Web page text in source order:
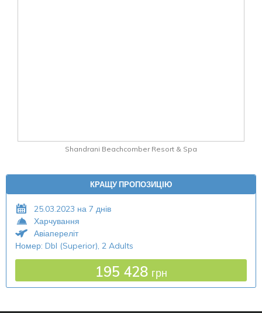
Shandrani Beachcomber Resort & Spa
КРАЩУ ПРОПОЗИЦІЮ
25.03.2023 на 7 днів
Харчування
Авіапереліт
Номер: Dbl (Superior), 2 Adults
195 428 грн